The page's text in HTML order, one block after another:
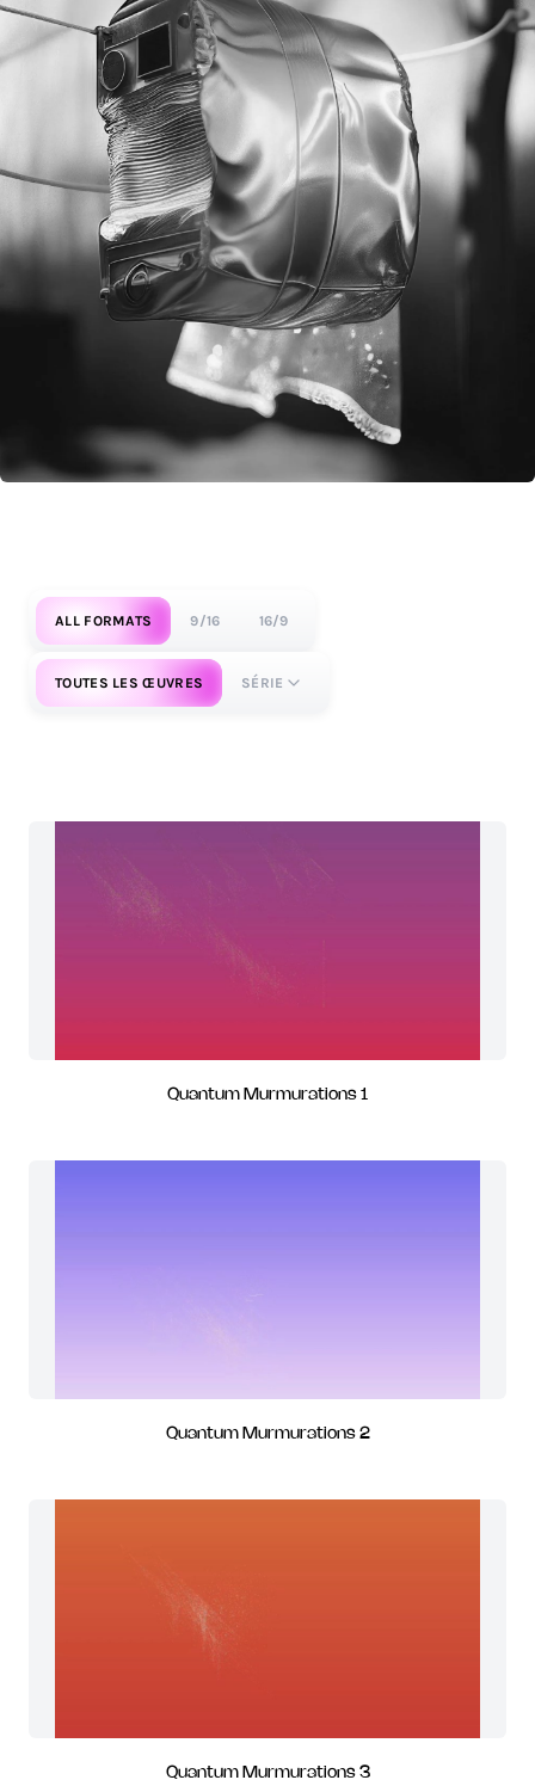
ALL FORMATS 9/16 16/9
TOUTES LES ŒUVRES SÉRIE
Quantum Murmurations 1
Quantum Murmurations 2
Quantum Murmurations 3